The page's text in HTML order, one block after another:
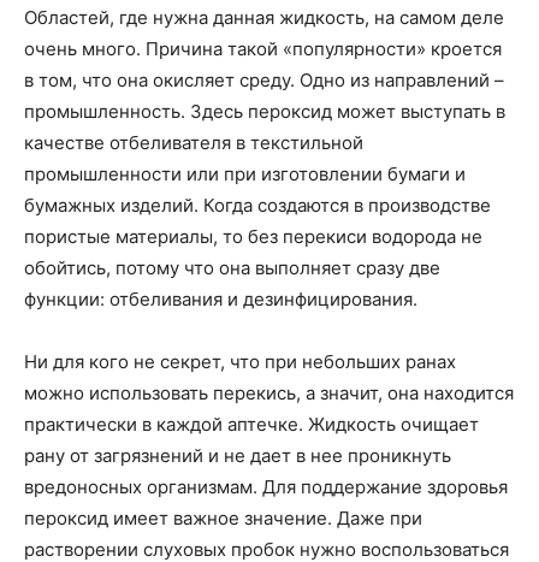
Областей, где нужна данная жидкость, на самом деле
очень много. Причина такой «популярности» кроется
в том, что она окисляет среду. Одно из направлений –
промышленность. Здесь пероксид может выступать в
качестве отбеливателя в текстильной
промышленности или при изготовлении бумаги и
бумажных изделий. Когда создаются в производстве
пористые материалы, то без перекиси водорода не
обойтись, потому что она выполняет сразу две
функции: отбеливания и дезинфицирования.
Ни для кого не секрет, что при небольших ранах
можно использовать перекись, а значит, она находится
практически в каждой аптечке. Жидкость очищает
рану от загрязнений и не дает в нее проникнуть
вредоносных организмам. Для поддержание здоровья
пероксид имеет важное значение. Даже при
растворении слуховых пробок нужно воспользоваться